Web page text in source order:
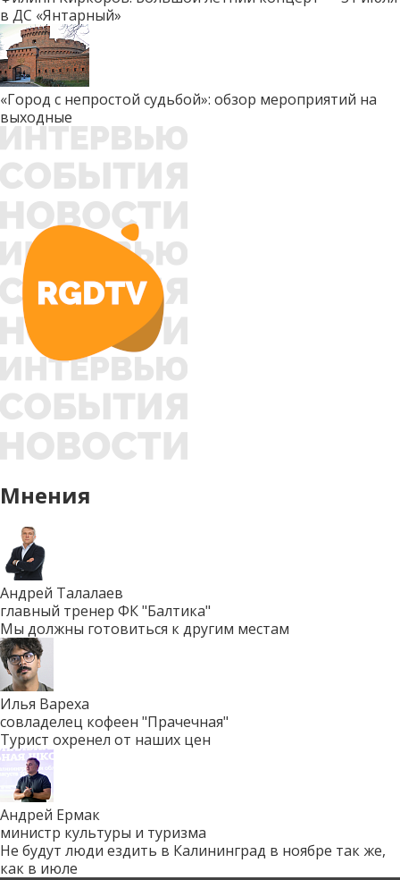
в ДС «Янтарный»
«Город с непростой судьбой»: обзор мероприятий на
выходные
Мнения
Андрей Талалаев
главный тренер ФК "Балтика"
Мы должны готовиться к другим местам
Илья Вареха
совладелец кофеен "Прачечная"
Турист охренел от наших цен
Андрей Ермак
министр культуры и туризма
Не будут люди ездить в Калининград в ноябре так же,
как в июле